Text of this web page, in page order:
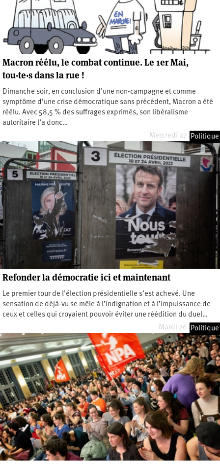
Macron réélu, le combat continue. Le 1er Mai,
tou·te·s dans la rue !
Dimanche soir, en conclusion d’une non-campagne et comme
symptôme d’une crise démocratique sans précédent, Macron a été
réélu. Avec 58,5 % des suffrages exprimés, son libéralisme
autoritaire l’a donc…
Mercredi 27 avril 2022
Politique
Refonder la démocratie ici et maintenant
Le premier tour de l’élection présidentielle s’est achevé. Une
sensation de déjà-vu se mêle à l’indignation et à l’impuissance de
ceux et celles qui croyaient pouvoir éviter une réédition du duel…
Mardi 26 avril 2022
Politique